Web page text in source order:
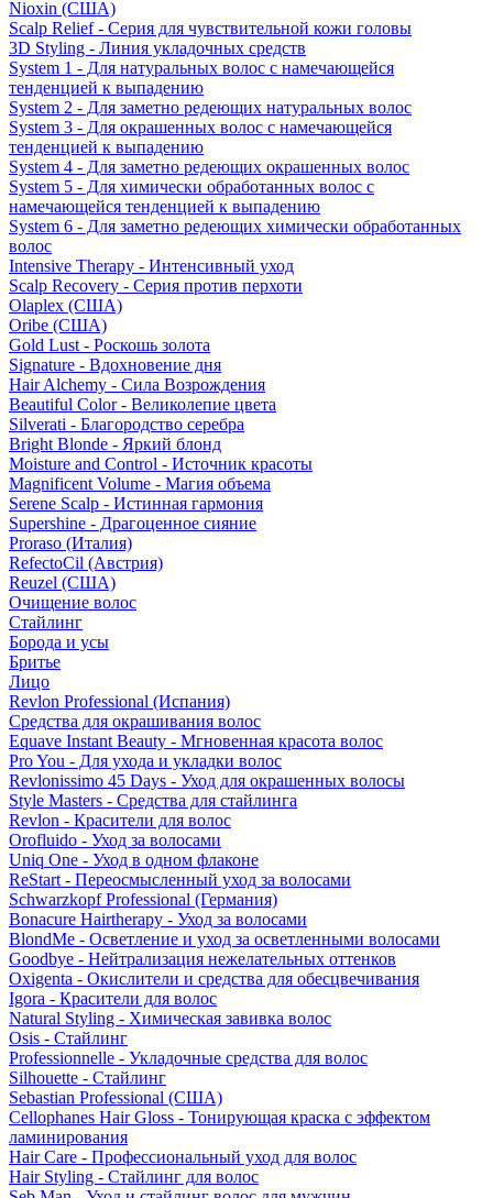
Nioxin (США)
Scalp Relief - Серия для чувствительной кожи головы
3D Styling - Линия укладочных средств
System 1 - Для натуральных волос с намечающейся
тенденцией к выпадению
System 2 - Для заметно редеющих натуральных волос
System 3 - Для окрашенных волос с намечающейся
тенденцией к выпадению
System 4 - Для заметно редеющих окрашенных волос
System 5 - Для химически обработанных волос с
намечающейся тенденцией к выпадению
System 6 - Для заметно редеющих химически обработанных
волос
Intensive Therapy - Интенсивный уход
Scalp Recovery - Серия против перхоти
Olaplex (США)
Oribe (США)
Gold Lust - Роскошь золота
Signature - Вдохновение дня
Hair Alchemy - Сила Возрождения
Beautiful Color - Великолепие цвета
Silverati - Благородство серебра
Bright Blonde - Яркий блонд
Moisture and Control - Источник красоты
Magnificent Volume - Магия объема
Serene Scalp - Истинная гармония
Supershine - Драгоценное сияние
Proraso (Италия)
RefectoCil (Австрия)
Reuzel (США)
Очищение волос
Стайлинг
Борода и усы
Бритье
Лицо
Revlon Professional (Испания)
Средства для окрашивания волос
Equave Instant Beauty - Мгновенная красота волос
Pro You - Для ухода и укладки волос
Revlonissimo 45 Days - Уход для окрашенных волосы
Style Masters - Средства для стайлинга
Revlon - Красители для волос
Orofluido - Уход за волосами
Uniq One - Уход в одном флаконе
ReStart - Переосмысленный уход за волосами
Schwarzkopf Professional (Германия)
Bonacure Hairtherapy - Уход за волосами
BlondMe - Осветление и уход за осветленными волосами
Goodbye - Нейтрализация нежелательных оттенков
Oxigenta - Окислители и средства для обесцвечивания
Igora - Красители для волос
Natural Styling - Химическая завивка волос
Osis - Стайлинг
Professionnelle - Укладочные средства для волос
Silhouette - Стайлинг
Sebastian Professional (США)
Cellophanes Hair Gloss - Тонирующая краска с эффектом
ламинирования
Hair Care - Профессиональный уход для волос
Hair Styling - Стайлинг для волос